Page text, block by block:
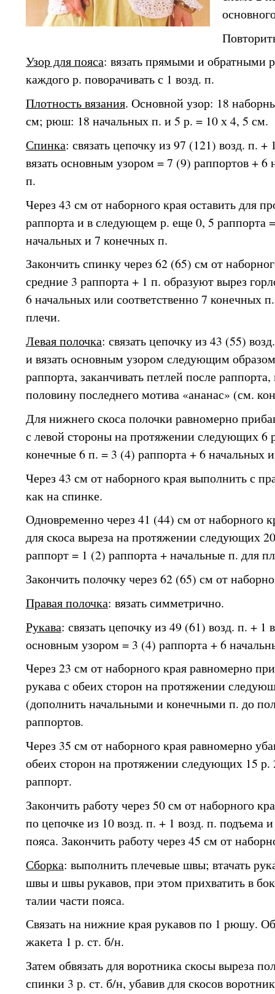
Узор для пояса: вязать прямыми и обратными
каждого р. поворачивать с 1 возд. п.
Плотность вязания. Основной узор: 18
см; рюш: 18 начальных п. и 5 р. = 10 х 4, 5 см.
Спинка: связать цепочку из 97 (121) возд. п. +
вязать основным узором = 7 (9) раппортов +
п.
Через 43 см от наборного края оставить для
раппорта и в следующем р. еще 0, 5 раппорта
начальных и 7 конечных п.
Закончить спинку через 62 (65) см от
средние 3 раппорта + 1 п. образуют вырез
6 начальных или соответственно 7 конечных
плечи.
Левая полочка: связать цепочку из 43 (55)
и вязать основным узором следующим
раппорта, заканчивать петлей после
половину последнего мотива «ананас» (см.
Для нижнего скоса полочки равномерно
с левой стороны на протяжении следующих 6
конечные 6 п. = 3 (4) раппорта + 6 начальных
Через 43 см от наборного края выполнить с
как на спинке.
Одновременно через 41 (44) см от наборного
для скоса выреза на протяжении следующих
раппорт = 1 (2) раппорта + начальные п. для
Закончить полочку через 62 (65) см от
Правая полочка: вязать симметрично.
Рукава: связать цепочку из 49 (61) возд. п. + 1
основным узором = 3 (4) раппорта + 6
Через 23 см от наборного края равномерно
рукава с обеих сторон на протяжении
(дополнить начальными и конечными п. до
раппортов.
Через 35 см от наборного края равномерно
обеих сторон на протяжении следующих 15 р.
раппорт.
Закончить работу через 50 см от наборного
по цепочке из 10 возд. п. + 1 возд. п. подъема
пояса. Закончить работу через 45 см от
Сборка: выполнить плечевые швы; втачать
швы и швы рукавов, при этом прихватить в
талии части пояса.
Связать на нижние края рукавов по 1 рюшу.
жакета 1 р. ст. б/н.
Затем обвязать для воротника скосы выреза
спинки 3 р. ст. б/н, убавив для скосов